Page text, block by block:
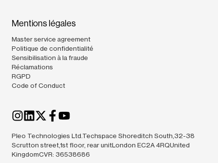
Mentions légales
Master service agreement
Politique de confidentialité
Sensibilisation à la fraude
Réclamations
RGPD
Code of Conduct
Pleo Technologies Ltd.Techspace Shoreditch South,32-38
Scrutton street,1st floor, rear unitLondon EC2A 4RQUnited
KingdomCVR: 36538686